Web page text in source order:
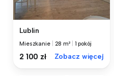
Lublin
Mieszkanie 28 m² 1 pokój
2 100 zł Zobacz więcej